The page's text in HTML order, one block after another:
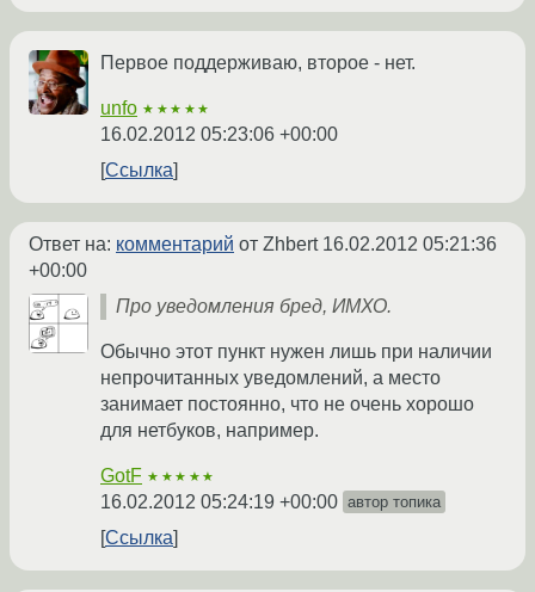
Первое поддерживаю, второе - нет.
unfo ★★★★★
16.02.2012 05:23:06 +00:00
Ссылка
Ответ на: комментарий от Zhbert 16.02.2012 05:21:36
+00:00
Про уведомления бред, ИМХО.
Обычно этот пункт нужен лишь при наличии
непрочитанных уведомлений, а место
занимает постоянно, что не очень хорошо
для нетбуков, например.
GotF ★★★★★
16.02.2012 05:24:19 +00:00 автор топика
Ссылка